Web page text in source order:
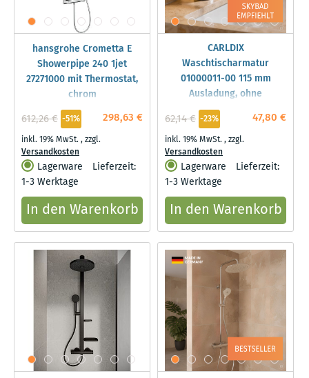
hansgrohe Crometta E
Showerpipe 240 1jet
27271000 mit Thermostat,
chrom
298,63 €
612,26 € -51%
inkl. 19% MwSt.,zzgl.
Versandkosten
Lagerware
Lieferzeit:
1-3 Werktage
In den Warenkorb
CARLDIX
Waschtischarmatur
01000011-00 115 mm
Ausladung, ohne
Ablaufgarnitur, chrom
47,80 €
62,14 € -23%
inkl. 19% MwSt.,zzgl.
Versandkosten
Lagerware
Lieferzeit:
1-3 Werktage
In den Warenkorb